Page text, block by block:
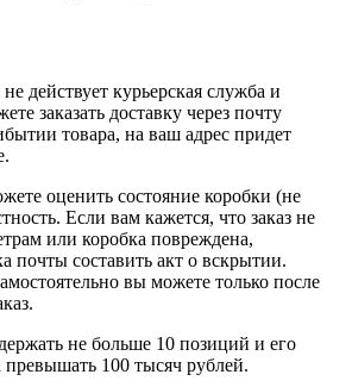
действует курьерская служба и
заказать доставку через почту
товара, на ваш адрес придет
оценить состояние коробки (не
Если вам кажется, что заказ не
или коробка повреждена,
почты составить акт о вскрытии.
вы можете только после
не больше 10 позиций и его
100 тысяч рублей.